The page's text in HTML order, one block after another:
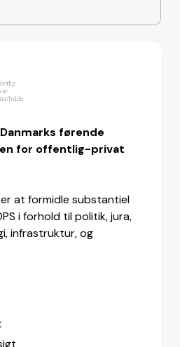
førende
for offentlig-privat
at formidle substantiel
i forhold til politik, jura,
infrastruktur, og